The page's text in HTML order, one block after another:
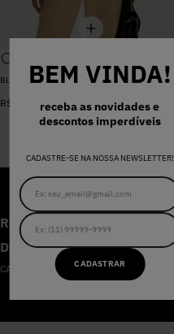
BEM VINDA!
receba as novidades e
descontos imperdíveis
CADASTRE-SE NA NOSSA NEWSLETTER!
CADASTRAR
BLUSA SARJA LARA PEROLA
R$ 00
RECEBA AS NOVIDADES E
DESCONTOS IMPERDÍVEIS
CADASTRE-SE NA NOSSA NEWSLETTER